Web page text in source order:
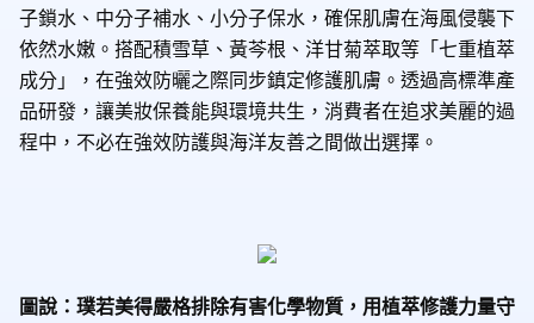
子鎖水、中分子補水、小分子保水，確保肌膚在海風侵襲下
依然水嫩。搭配積雪草、黃芩根、洋甘菊萃取等「七重植萃
成分」，在強效防曬之際同步鎮定修護肌膚。透過高標準產
品研發，讓美妝保養能與環境共生，消費者在追求美麗的過
程中，不必在強效防護與海洋友善之間做出選擇。
圖說：璞若美得嚴格排除有害化學物質，用植萃修護力量守